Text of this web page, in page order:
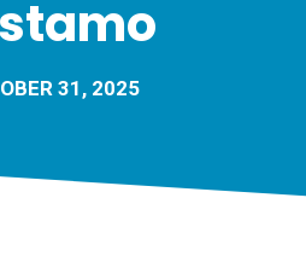
31, 2025